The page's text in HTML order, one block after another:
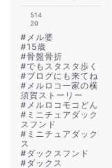
514
20
# メル婆
#15歳
#骨盤骨折
#でもスタスタ歩く
#ブログにも来てね
# メルロコ一家の横
須賀ストーリー
# メルロコモコどん
# ミニチュアダック
スフンド
# ミニチュアダック
ス
#ダックスフンド
#ダックス